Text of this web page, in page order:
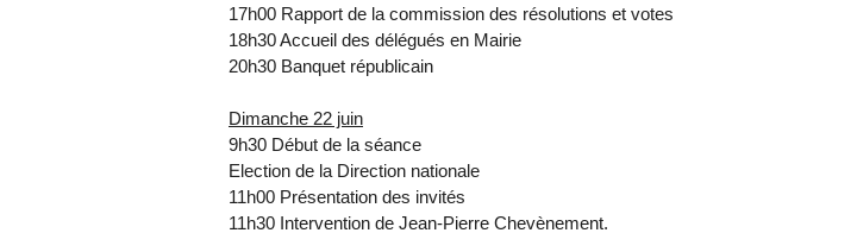
17h00 Rapport de la commission des résolutions et votes
18h30 Accueil des délégués en Mairie
20h30 Banquet républicain
Dimanche 22 juin
9h30 Début de la séance
Election de la Direction nationale
11h00 Présentation des invités
11h30 Intervention de Jean-Pierre Chevènement.